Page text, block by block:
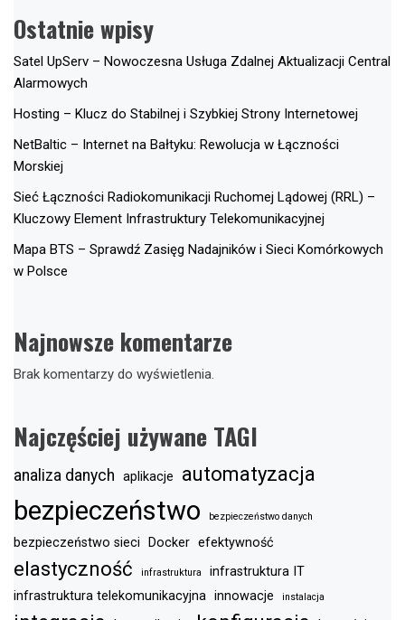
Ostatnie wpisy
Satel UpServ – Nowoczesna Usługa Zdalnej Aktualizacji Central
Alarmowych
Hosting – Klucz do Stabilnej i Szybkiej Strony Internetowej
NetBaltic – Internet na Bałtyku: Rewolucja w Łączności
Morskiej
Sieć Łączności Radiokomunikacji Ruchomej Lądowej (RRL) –
Kluczowy Element Infrastruktury Telekomunikacyjnej
Mapa BTS – Sprawdź Zasięg Nadajników i Sieci Komórkowych
w Polsce
Najnowsze komentarze
Brak komentarzy do wyświetlenia.
Najczęściej używane TAGI
analiza danych aplikacje automatyzacja
bezpieczeństwo bezpieczeństwo danych
bezpieczeństwo sieci Docker efektywność
elastyczność infrastruktura
infrastruktura IT
infrastruktura telekomunikacyjna innowacje instalacja